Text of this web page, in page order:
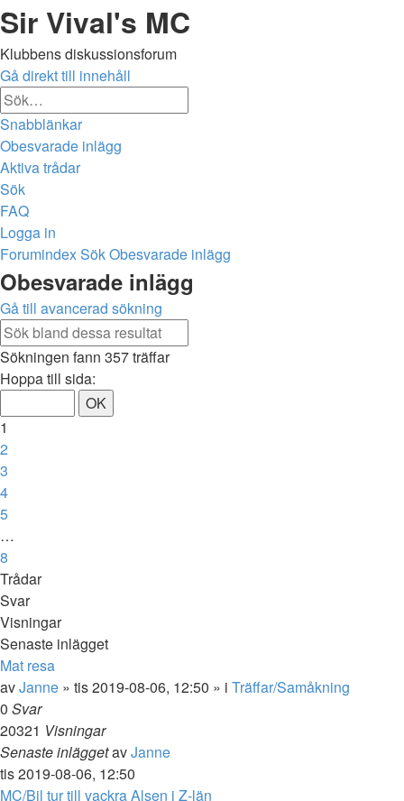
Sir Vival's MC
Klubbens diskussionsforum
Gå direkt till innehåll
Snabblänkar
Obesvarade inlägg
Aktiva trådar
Sök
FAQ
Logga in
ForumindexSökObesvarade inlägg
Sök
Obesvarade inlägg
Gå till avancerad sökning
Sökningen fann 357 träffar
Sida
av
8
Hoppa till sida:
1
2
3
4
5
…
8
Nästa
Trådar
Svar
Visningar
Senaste inlägget
Mat resa
avJanne » tis 2019-08-06, 12:50 » i Träffar/Samåkning
0 Svar
20321 Visningar
Senaste inläggetavJanne
tis 2019-08-06, 12:50
MC/Bil tur till vackra Alsen i Z-län